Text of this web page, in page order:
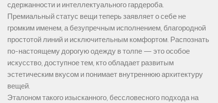
сдержанности и интеллектуального гардероба.
Премиальный статус вещи теперь заявляет о себе не
громким именем, а безупречным исполнением, благородной
простотой линий и исключительным комфортом. Распознать
по-настоящему дорогую одежду в толпе — это особое
искусство, доступное тем, кто обладает развитым
эстетическим вкусом и понимает внутреннюю архитектуру
вещей.
Эталоном такого изысканного, бессловесного подхода на